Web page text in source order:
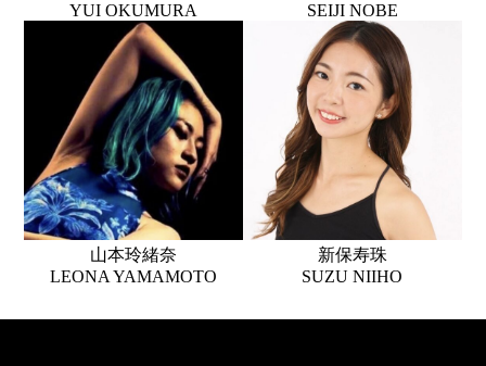
YUI OKUMURA
SEIJI NOBE
山本玲緒奈
LEONA YAMAMOTO
新保寿珠
SUZU NIIHO